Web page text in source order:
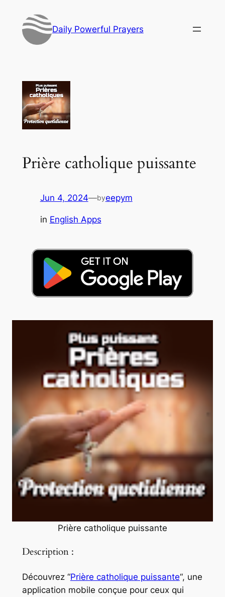
content
Daily Powerful Prayers
Prière catholique puissante
Jun 4, 2024—byeepym
in English Apps
Prière catholique puissante
Description :
Découvrez “Prière catholique puissante“, une
application mobile conçue pour ceux qui